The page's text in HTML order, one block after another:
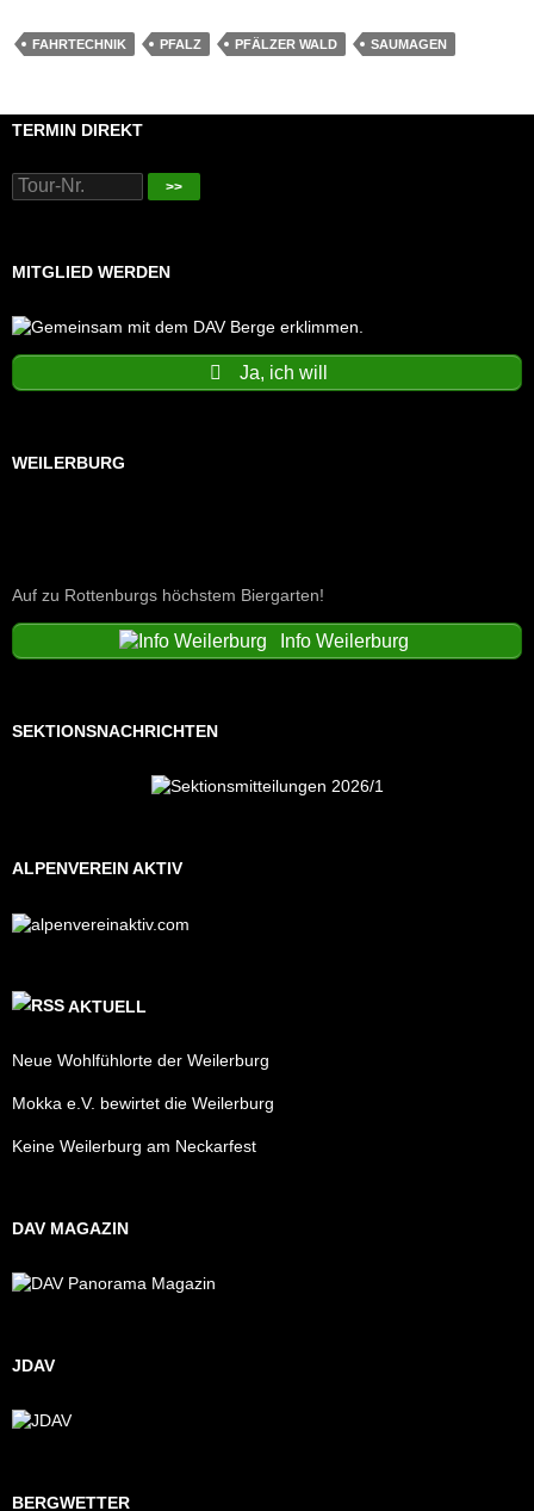
FAHRTECHNIK PFALZ PFÄLZER WALD SAUMAGEN
TERMIN DIREKT
>>
MITGLIED WERDEN
Ja, ich will
WEILERBURG
Auf zu Rottenburgs höchstem Biergarten!
Info Weilerburg
SEKTIONSNACHRICHTEN
ALPENVEREIN AKTIV
AKTUELL
Neue Wohlfühlorte der Weilerburg
Mokka e.V. bewirtet die Weilerburg
Keine Weilerburg am Neckarfest
DAV MAGAZIN
JDAV
BERGWETTER